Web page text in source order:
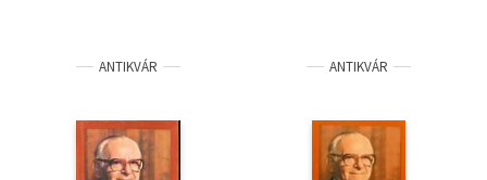
Tankönyv, segédkönyv
Társadalomtudomány
Természettudomány
ANTIKVÁR ANTIKVÁR